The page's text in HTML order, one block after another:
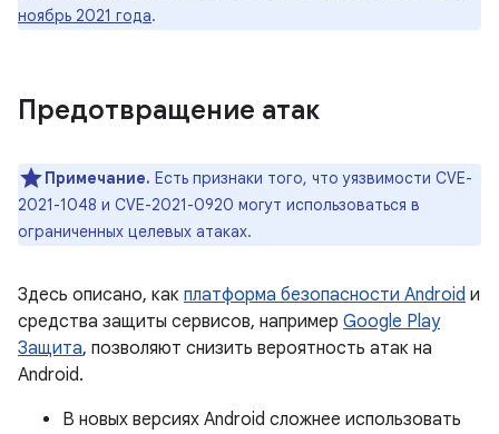
ноябрь 2021 года.
Предотвращение атак
Примечание. Есть признаки того, что уязвимости CVE-
2021-1048 и CVE-2021-0920 могут использоваться в
ограниченных целевых атаках.
Здесь описано, как платформа безопасности Android и
средства защиты сервисов, например Google Play
Защита, позволяют снизить вероятность атак на
Android.
В новых версиях Android сложнее использовать